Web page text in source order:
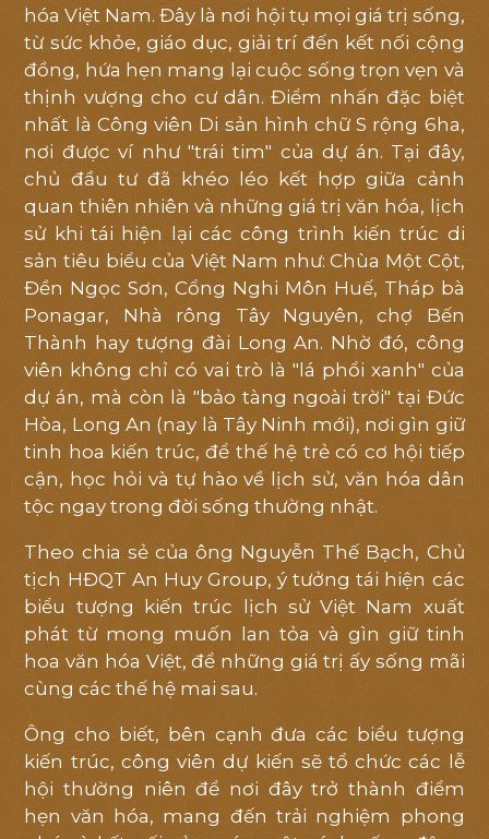
hóa Việt Nam. Đây là nơi hội tụ mọi giá trị sống,
từ sức khỏe, giáo dục, giải trí đến kết nối cộng
đồng, hứa hẹn mang lại cuộc sống trọn vẹn và
thịnh vượng cho cư dân. Điểm nhấn đặc biệt
nhất là Công viên Di sản hình chữ S rộng 6ha,
nơi được ví như "trái tim" của dự án. Tại đây,
chủ đầu tư đã khéo léo kết hợp giữa cảnh
quan thiên nhiên và những giá trị văn hóa, lịch
sử khi tái hiện lại các công trình kiến trúc di
sản tiêu biểu của Việt Nam như: Chùa Một Cột,
Đền Ngọc Sơn, Cổng Nghi Môn Huế, Tháp bà
Ponagar, Nhà rông Tây Nguyên, chợ Bến
Thành hay tượng đài Long An. Nhờ đó, công
viên không chỉ có vai trò là "lá phổi xanh" của
dự án, mà còn là "bảo tàng ngoài trời" tại Đức
Hòa, Long An (nay là Tây Ninh mới), nơi gìn giữ
tinh hoa kiến trúc, để thế hệ trẻ có cơ hội tiếp
cận, học hỏi và tự hào về lịch sử, văn hóa dân
tộc ngay trong đời sống thường nhật.
Theo chia sẻ của ông Nguyễn Thế Bạch, Chủ
tịch HĐQT An Huy Group, ý tưởng tái hiện các
biểu tượng kiến trúc lịch sử Việt Nam xuất
phát từ mong muốn lan tỏa và gìn giữ tinh
hoa văn hóa Việt, để những giá trị ấy sống mãi
cùng các thế hệ mai sau.
Ông cho biết, bên cạnh đưa các biểu tượng
kiến trúc, công viên dự kiến sẽ tổ chức các lễ
hội thường niên để nơi đây trở thành điểm
hẹn văn hóa, mang đến trải nghiệm phong